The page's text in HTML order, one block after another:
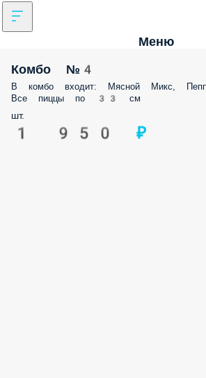
Меню
Комбо №4
В комбо входит: Мясной Микс,
Все пиццы по 33 см
шт.
1 950 ₽